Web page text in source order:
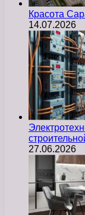
Красота
14.07.2026
27.06.2026